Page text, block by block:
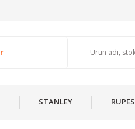
STANLEY RUPES